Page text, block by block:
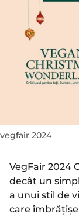
vegfair 2024
VegFair 2024
decât un
a unui stil de
care